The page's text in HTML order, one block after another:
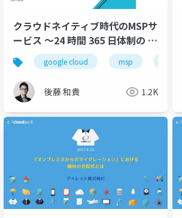
datadog new relic gcp
athena cloudpack
クラウドネイティブ時代のMSPサ
ービス 〜24 時間 365 日体制の 監
視・運用サービスの実情〜
google cloud msp
後藤 和貴 1.2K